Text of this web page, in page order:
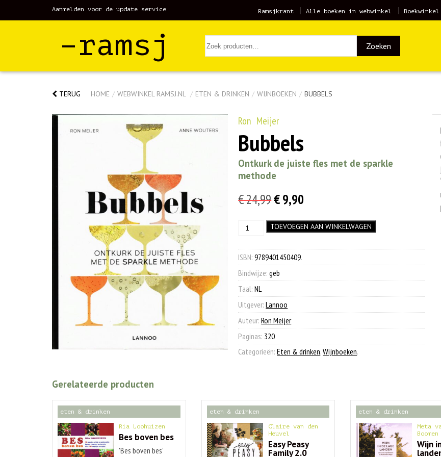
Aanmelden voor de update service Ramsjkrant Alle boeken in webwinkel
–ramsj Zoeken
TERUG HOME / WEBWINKEL RAMSJ.NL / ETEN & DRINKEN / WIJNBOEKEN / BUBBELS
Ron Meijer
Bubbels
Ontkurk de juiste fles met de sparkle
methode
€24,99Oorspronkelijke
was:
€ 24,99.
€9,90
is:
€ 9,90.
Bubbels
TOEVOEGEN AAN WINKELWAGEN
ISBN:9789401450409.
Bindwijze:geb
Taal:NL
Uitgever:Lannoo
Auteur:Ron Meijer
Paginas: 320
Categorieën:Eten & drinken,Wijnboeken.
Gerelateerde producten
eten & drinken
Ria Loohuizen
Bes boven bes
'Bes boven bes'
eten & drinken
Claire van den
Heuvel
Easy Peasy
Family 2.0
eten & drinken
Meta
Boomen
Wijn